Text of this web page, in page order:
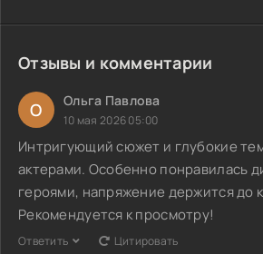
Отзывы и комментарии
О Ольга Павлова
10 мая 2026 05:00
Интригующий сюжет и глубокие
актерами. Особенно понравилась
героями, напряжение держится до
Рекомендуется к просмотру!
Ответить Цитировать